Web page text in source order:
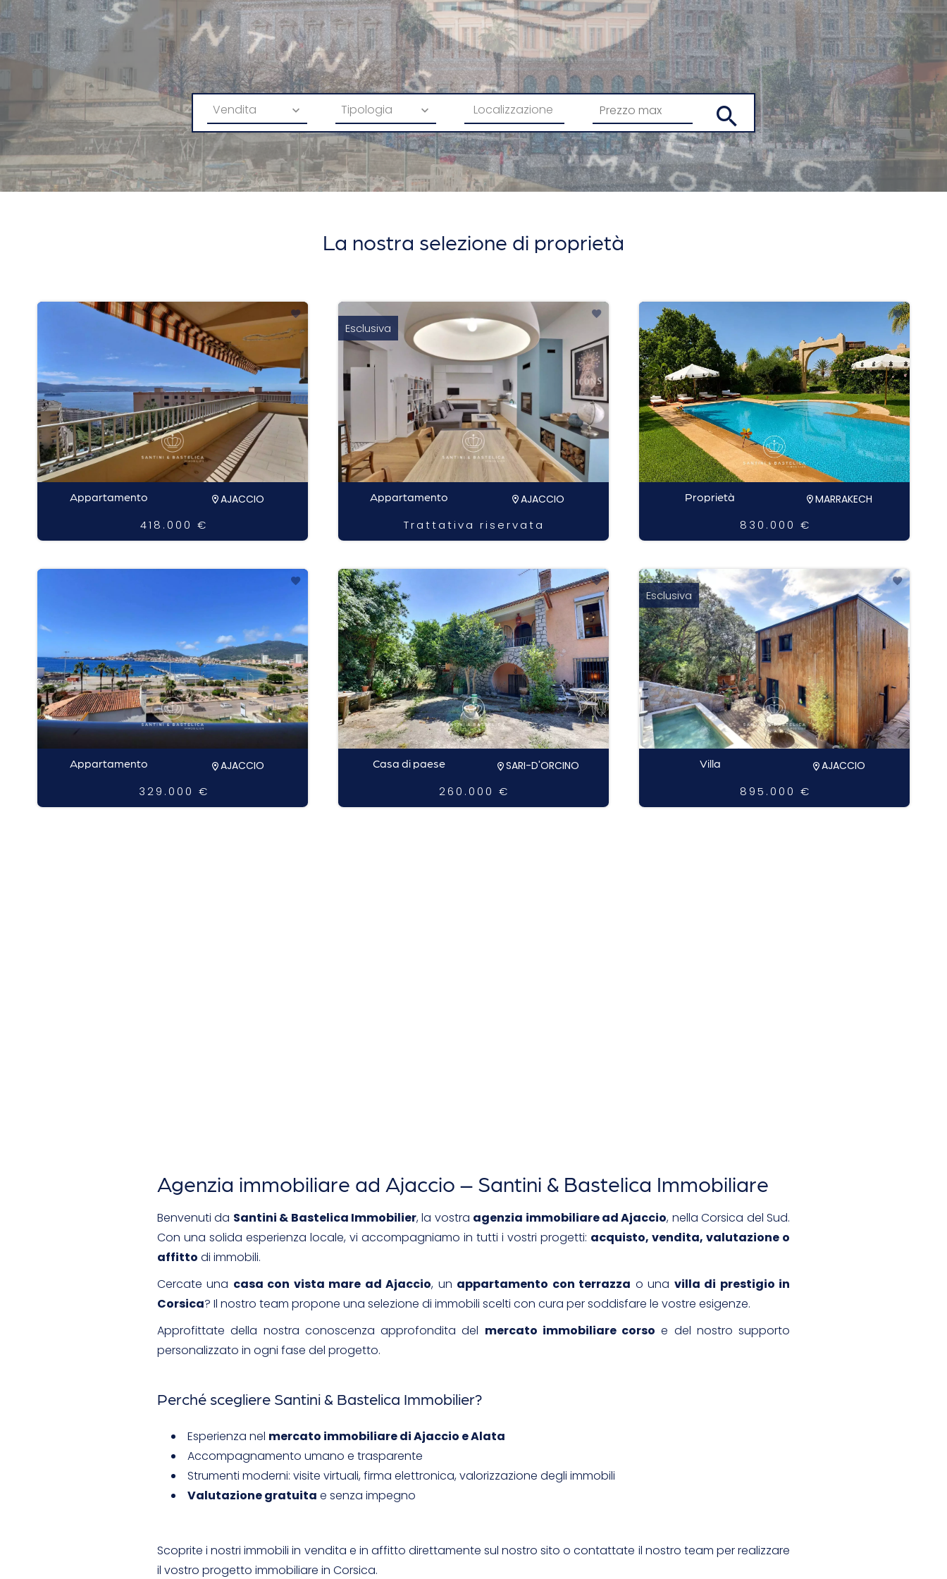
Vendita Tipologia Localizzazione
La nostra selezione di proprietà
Appartamento AJACCIO
418.000 €
Appartamento AJACCIO
Trattativa riservata
Esclusiva
Proprietà MARRAKECH
830.000 €
Appartamento AJACCIO
329.000 €
Casa di paese SARI-D'ORCINO
260.000 €
Villa AJACCIO
895.000 €
Esclusiva
Agenzia immobiliare ad Ajaccio – Santini & Bastelica Immobiliare
Benvenuti da Santini & Bastelica Immobilier, la vostra agenzia immobiliare ad Ajaccio, nella Corsica del Sud.
Con una solida esperienza locale, vi accompagniamo in tutti i vostri progetti: acquisto, vendita, valutazione o
affitto di immobili.
Cercate una casa con vista mare ad Ajaccio, un appartamento con terrazza o una villa di prestigio in
Corsica? Il nostro team propone una selezione di immobili scelti con cura per soddisfare le vostre esigenze.
Approfittate della nostra conoscenza approfondita del mercato immobiliare corso e del nostro supporto
personalizzato in ogni fase del progetto.
Perché scegliere Santini & Bastelica Immobilier?
Esperienza nel mercato immobiliare di Ajaccio e Alata
Accompagnamento umano e trasparente
Strumenti moderni: visite virtuali, firma elettronica, valorizzazione degli immobili
Valutazione gratuita e senza impegno
Scoprite i nostri immobili in vendita e in affitto direttamente sul nostro sito o contattate il nostro team per realizzare
il vostro progetto immobiliare in Corsica.